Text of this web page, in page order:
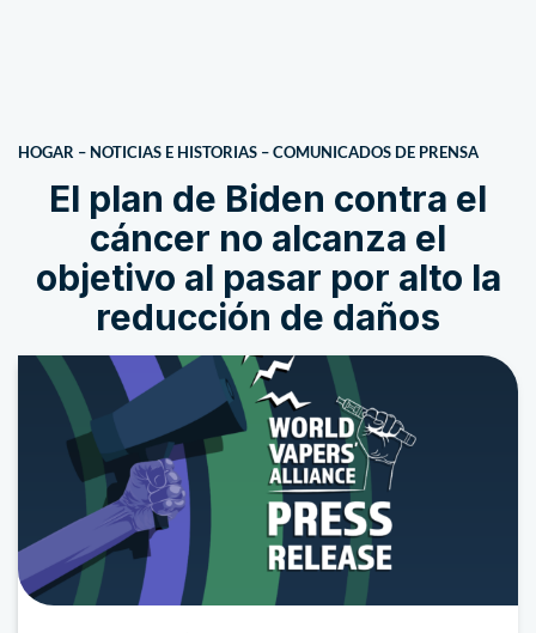
HOGAR – NOTICIAS E HISTORIAS –COMUNICADOS DE PRENSA
El plan de Biden contra el
cáncer no alcanza el
objetivo al pasar por alto la
reducción de daños